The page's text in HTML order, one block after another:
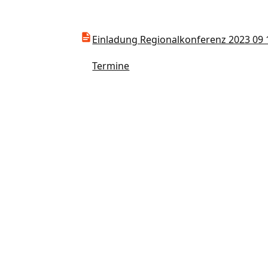
Einladung Regionalkonferenz 2023 09
Termine